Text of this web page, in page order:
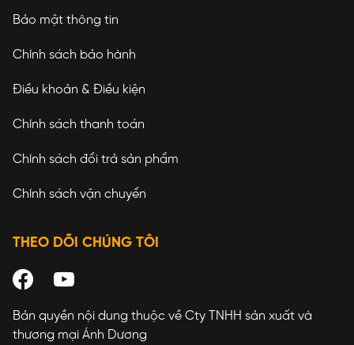
Bảo mật thông tin
Chính sách bảo hành
Điều khoản & Điều kiện
Chính sách thanh toán
Chính sách đổi trả sản phẩm
Chính sách vận chuyển
THEO DÕI CHÚNG TÔI
Bản quyền nội dung thuộc về Cty TNHH sản xuất và
thương mại Ánh Dương